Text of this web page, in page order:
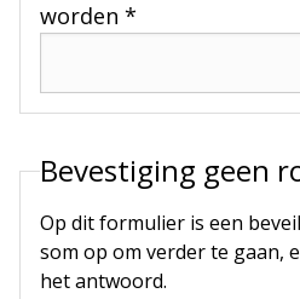
worden *
Bevestiging geen
Op dit formulier is een
som op om verder te gaan,
het antwoord.